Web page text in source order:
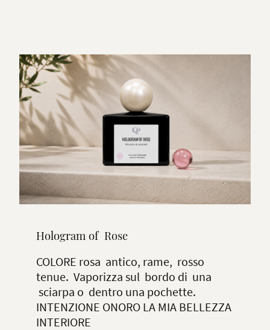
Hologram of Rose
COLORE rosa antico, rame, rosso
tenue. Vaporizza sul bordo di una
sciarpa o dentro una pochette.
INTENZIONE ONORO LA MIA BELLEZZA
INTERIORE